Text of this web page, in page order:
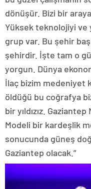
dönüşür. Bizi bir
Yüksek teknolojiyi ve
grup var. Bu şehir
şehirdir. İşte tam o
yorgun. Dünya
İlaç bizim medeniyet
öldüğü bu coğrafya
bir yıldızız.
Modeli bir kardeşlik
sonucunda güneş
Gaziantep olacak.”